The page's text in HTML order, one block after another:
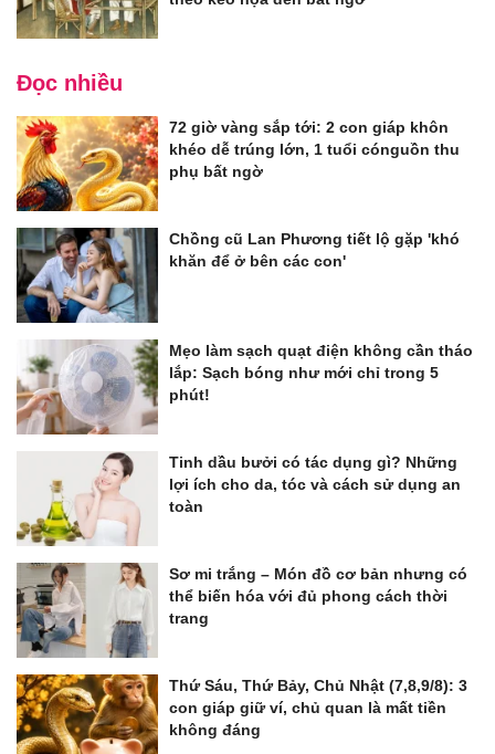
Đọc nhiều
72 giờ vàng sắp tới: 2 con giáp khôn
khéo dễ trúng lớn, 1 tuổi cónguồn thu
phụ bất ngờ
Chồng cũ Lan Phương tiết lộ gặp 'khó
khăn để ở bên các con'
Mẹo làm sạch quạt điện không cần tháo
lắp: Sạch bóng như mới chỉ trong 5
phút!
Tinh dầu bưởi có tác dụng gì? Những
lợi ích cho da, tóc và cách sử dụng an
toàn
Sơ mi trắng – Món đồ cơ bản nhưng có
thể biến hóa với đủ phong cách thời
trang
Thứ Sáu, Thứ Bảy, Chủ Nhật (7,8,9/8): 3
con giáp giữ ví, chủ quan là mất tiền
không đáng